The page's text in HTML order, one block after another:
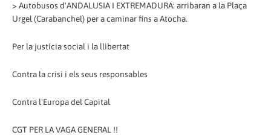
> Autobusos d'ANDALUSIA I EXTREMADURA: arribaran a la Plaça
Urgel (Carabanchel) per a caminar fins a Atocha.
Per la justícia social i la llibertat
Contra la crisi i els seus responsables
Contra l'Europa del Capital
CGT PER LA VAGA GENERAL !!